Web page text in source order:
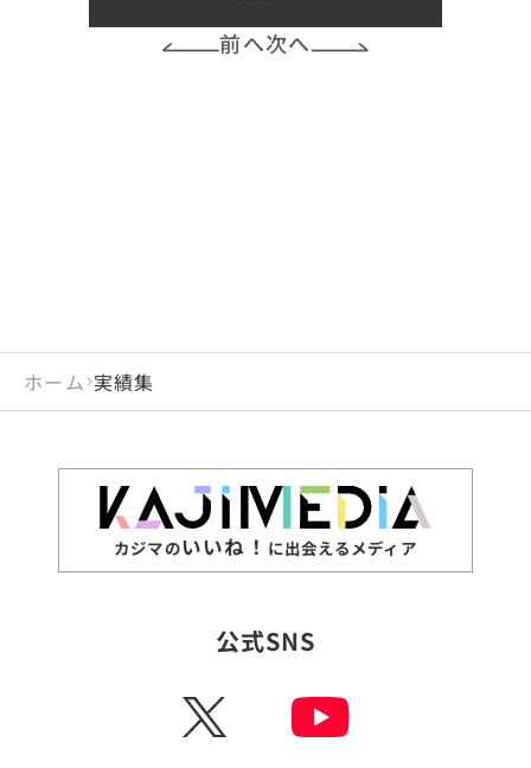
前へ次へ
ホーム 実績集
カジマのいいね！ に出会えるメディア
公式SNS
X